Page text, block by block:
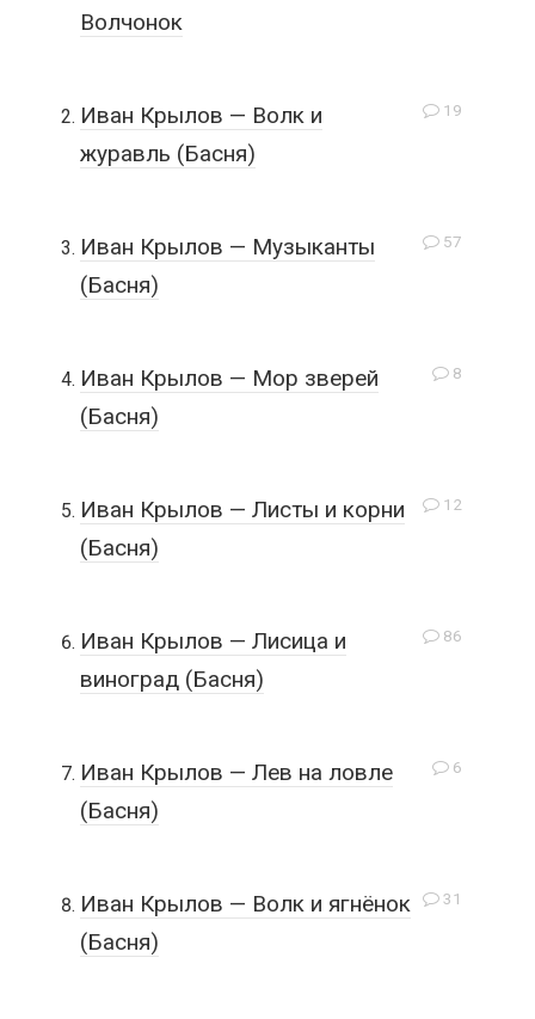
Волчонок
19
Иван Крылов — Волк и
журавль (Басня)
57
Иван Крылов — Музыканты
(Басня)
8
Иван Крылов — Мор зверей
(Басня)
12
Иван Крылов — Листы и корни
(Басня)
86
Иван Крылов — Лисица и
виноград (Басня)
6
Иван Крылов — Лев на ловле
(Басня)
31
Иван Крылов — Волк и ягнёнок
(Басня)